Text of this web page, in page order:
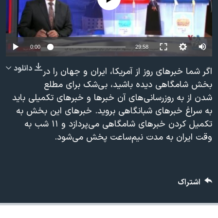
فرهنگ و زندگی
حقوق شهروندی
اقتصادی
اسرائیل در جنگ
گالری عکس
آرشیو پخش زنده
مستندها
انتخابات ریاست جمهوری آمریکا ۲۰۲۴
حمله جمهوری اسلامی به اسرائیل
ورزش زنان در ایران
اعتراضات زن، زندگی، آزادی
مجموعه مستندهای دادخواهی
تریبونال مردمی آبان ۹۸
قانون شفافیت دارائی کادر رهبری ایران
اعتراضات مردمی آبان ۹۸
دنبال کنید
زبانهای مختلف
0:00 29:58
دانلود
اگر شما خبرهای روز از آمریکا، ایران و جهان را در
بخش شامگاهی دیده باشید، بی‌شک برای مطلع
شدن از به روزرسانی‌های آن خبرها و خبرهای تکمیلی باید
به سراغ خبرهای شبانگاهی بروید. خبرهای این بخش به
تکمیل کردن خبرهای شامگاهی می‌پردازد و ۱۱ شب به
وقت ایران به مدت نیم‌ساعت پخش می‌شود.
اشتراک